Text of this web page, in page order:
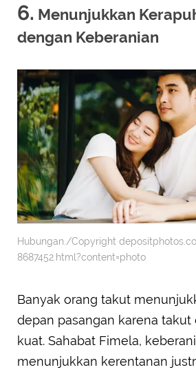
6. Menunjukkan
dengan Keberanian
Hubungan./Copyright
8687452.html?content=photo
Banyak orang takut
depan pasangan karena takut
kuat. Sahabat Fimela,
menunjukkan kerentanan